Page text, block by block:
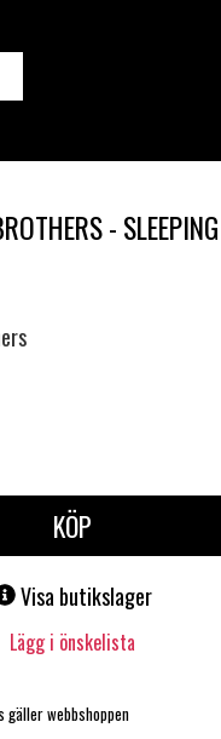
- SLEEPING
KÖP
Visa butikslager
Lägg i önskelista
webbshoppen